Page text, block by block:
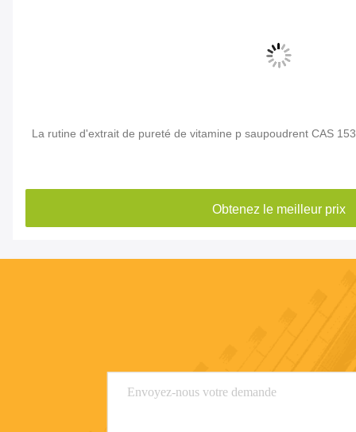
La rutine d'extrait de pureté de vitamine p saupoudrent CAS
Obtenez le meilleur prix